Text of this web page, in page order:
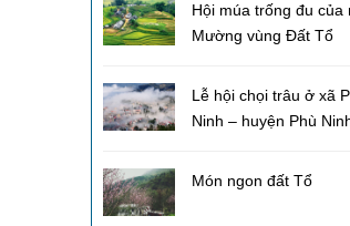
Hội múa trống đu của
Mường vùng Đất Tổ
Lễ hội chọi trâu ở xã
Ninh – huyện Phù
Món ngon đất Tổ